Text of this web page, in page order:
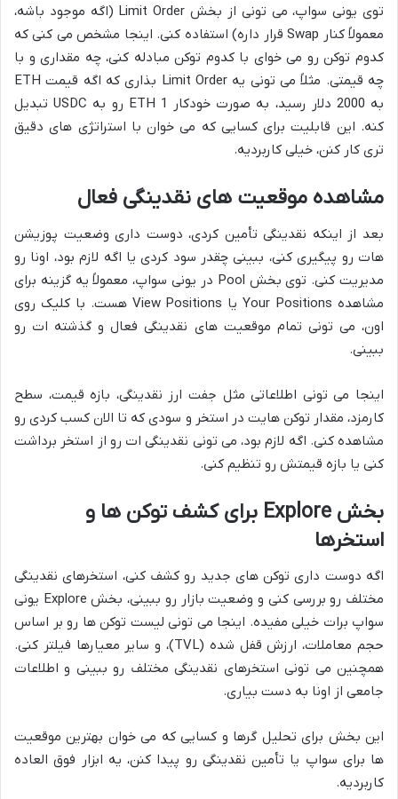
توی یونی سواپ، می تونی از بخش Limit Order (اگه موجود باشه،
معمولاً کنار Swap قرار داره) استفاده کنی. اینجا مشخص می کنی که
کدوم توکن رو می خوای با کدوم توکن مبادله کنی، چه مقداری و با
چه قیمتی. مثلاً می تونی یه Limit Order بذاری که اگه قیمت ETH
به 2000 دلار رسید، به صورت خودکار 1 ETH رو به USDC تبدیل
کنه. این قابلیت برای کسایی که می خوان با استراتژی های دقیق
تری کار کنن، خیلی کاربردیه.
مشاهده موقعیت های نقدینگی فعال
بعد از اینکه نقدینگی تأمین کردی، دوست داری وضعیت پوزیشن
هات رو پیگیری کنی، ببینی چقدر سود کردی یا اگه لازم بود، اونا رو
مدیریت کنی. توی بخش Pool در یونی سواپ، معمولاً یه گزینه برای
مشاهده Your Positions یا View Positions هست. با کلیک روی
اون، می تونی تمام موقعیت های نقدینگی فعال و گذشته ات رو
ببینی.
اینجا می تونی اطلاعاتی مثل جفت ارز نقدینگی، بازه قیمت، سطح
کارمزد، مقدار توکن هایت در استخر و سودی که تا الان کسب کردی رو
مشاهده کنی. اگه لازم بود، می تونی نقدینگی ات رو از استخر برداشت
کنی یا بازه قیمتش رو تنظیم کنی.
بخش Explore برای کشف توکن ها و
استخرها
اگه دوست داری توکن های جدید رو کشف کنی، استخرهای نقدینگی
مختلف رو بررسی کنی و وضعیت بازار رو ببینی، بخش Explore یونی
سواپ برات خیلی مفیده. اینجا می تونی لیست توکن ها رو بر اساس
حجم معاملات، ارزش قفل شده (TVL)، و سایر معیارها فیلتر کنی.
همچنین می تونی استخرهای نقدینگی مختلف رو ببینی و اطلاعات
جامعی از اونا به دست بیاری.
این بخش برای تحلیل گرها و کسایی که می خوان بهترین موقعیت
ها برای سواپ یا تأمین نقدینگی رو پیدا کنن، یه ابزار فوق العاده
کاربردیه.